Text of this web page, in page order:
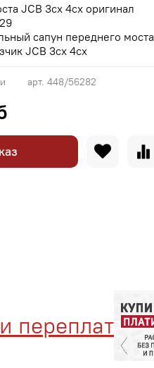
арт.448/56282
JCB 3cx 4cx оригинал
сапун переднего моста
JCB 3cx 4cx